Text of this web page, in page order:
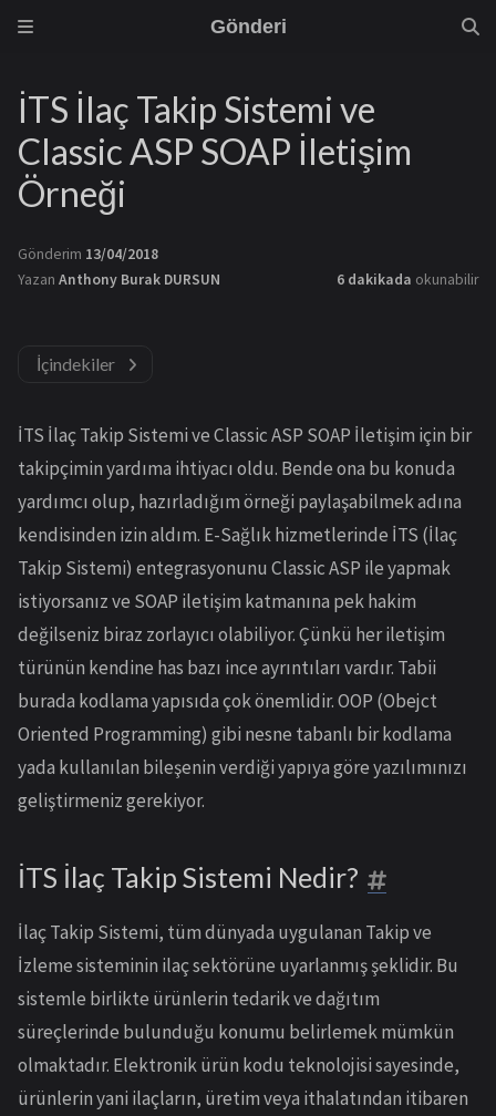
Gönderi
İTS İlaç Takip Sistemi ve
Classic ASP SOAP İletişim
Örneği
Gönderim 13/04/2018
Yazan Anthony Burak DURSUN 6 dakikada okunabilir
İçindekiler
İTS İlaç Takip Sistemi ve Classic ASP SOAP İletişim için bir
takipçimin yardıma ihtiyacı oldu. Bende ona bu konuda
yardımcı olup, hazırladığım örneği paylaşabilmek adına
kendisinden izin aldım. E-Sağlık hizmetlerinde İTS (İlaç
Takip Sistemi) entegrasyonunu Classic ASP ile yapmak
istiyorsanız ve SOAP iletişim katmanına pek hakim
değilseniz biraz zorlayıcı olabiliyor. Çünkü her iletişim
türünün kendine has bazı ince ayrıntıları vardır. Tabii
burada kodlama yapısıda çok önemlidir. OOP (Obejct
Oriented Programming) gibi nesne tabanlı bir kodlama
yada kullanılan bileşenin verdiği yapıya göre yazılımınızı
geliştirmeniz gerekiyor.
İTS İlaç Takip Sistemi Nedir?
İlaç Takip Sistemi, tüm dünyada uygulanan Takip ve
İzleme sisteminin ilaç sektörüne uyarlanmış şeklidir. Bu
sistemle birlikte ürünlerin tedarik ve dağıtım
süreçlerinde bulunduğu konumu belirlemek mümkün
olmaktadır. Elektronik ürün kodu teknolojisi sayesinde,
ürünlerin yani ilaçların, üretim veya ithalatından itibaren